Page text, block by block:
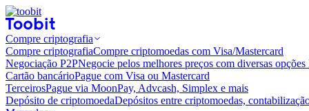
Compre criptografia
Compre criptografiaCompre criptomoedas com Visa/Mastercard
Negociação P2PNegocie pelos melhores preços com diversas
Cartão bancárioPague com Visa ou Mastercard
TerceirosPague via MoonPay, Advcash, Simplex e mais
Depósito de criptomoedaDepósitos entre criptomoedas,